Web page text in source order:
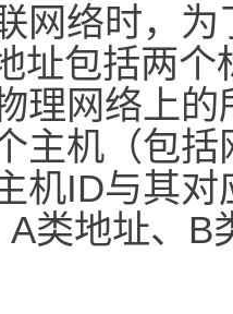
网络时，
址包括两
理网络上
主机（包
机ID与其
类地址、B